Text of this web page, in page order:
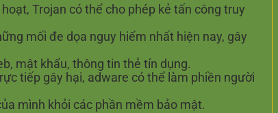
Trojan có thể cho phép kẻ tấn công truy
mối đe dọa nguy hiểm nhất hiện nay, gây
mật khẩu, thông tin thẻ tín dụng.
tiếp gây hại, adware có thể làm phiền người
mình khỏi các phần mềm bảo mật.